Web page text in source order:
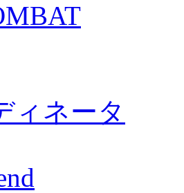
ィネータ